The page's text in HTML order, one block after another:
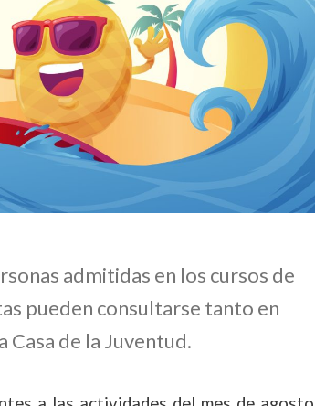
admitidas en los cursos de
pueden consultarse tanto en
Casa de la Juventud.